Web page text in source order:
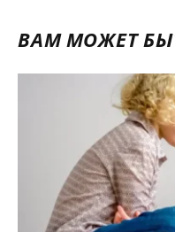
ВАМ МОЖЕТ